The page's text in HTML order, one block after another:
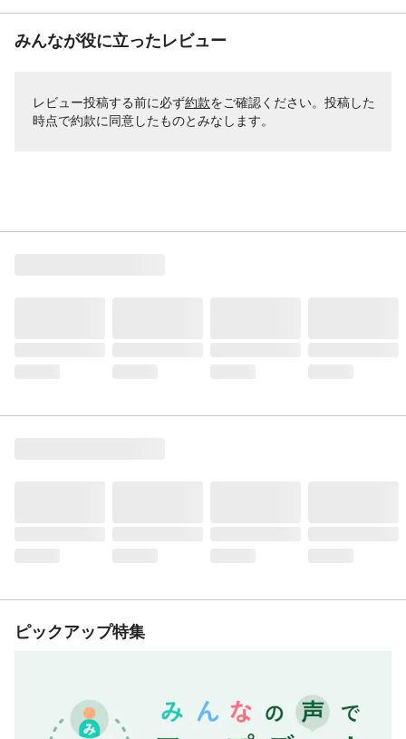
みんなが役に立ったレビュー
レビュー投稿する前に必ず約款をご確認ください。投稿した
時点で約款に同意したものとみなします。
ピックアップ特集